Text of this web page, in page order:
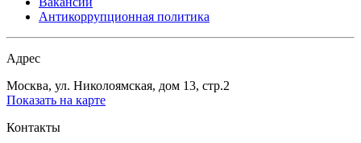
Антикоррупционная политика
Адрес
Москва, ул. Николоямская, дом 13, стр.2
Показать на карте
Контакты